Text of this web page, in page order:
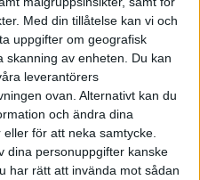
Med din tillåtelse kan vi och
uppgifter om geografisk
skanning av enheten. Du kan
leverantörers
ovan. Alternativt kan du
och ändra dina
för att neka samtycke.
dina personuppgifter kanske
har rätt att invända mot sådan
17 2550
2024
2021
14 2899
20 Maj 2021